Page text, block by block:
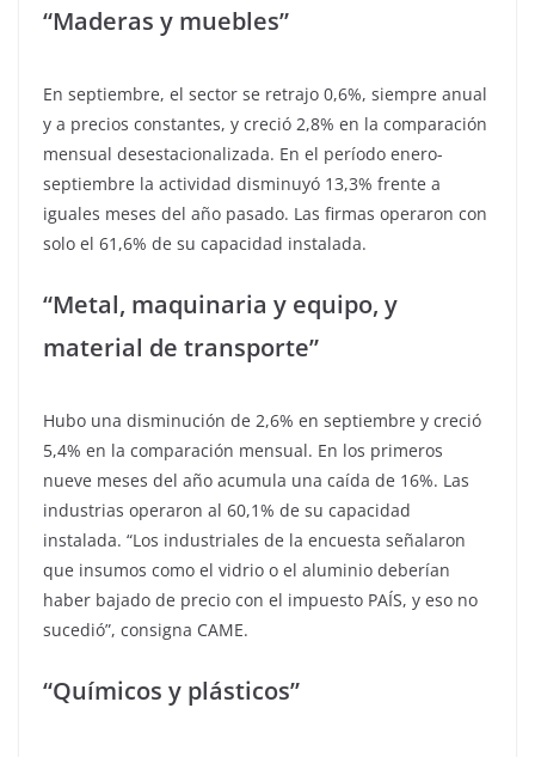
“Maderas y muebles”
En septiembre, el sector se retrajo 0,6%, siempre anual
y a precios constantes, y creció 2,8% en la comparación
mensual desestacionalizada. En el período enero-
septiembre la actividad disminuyó 13,3% frente a
iguales meses del año pasado. Las firmas operaron con
solo el 61,6% de su capacidad instalada.
“Metal, maquinaria y equipo, y
material de transporte”
Hubo una disminución de 2,6% en septiembre y creció
5,4% en la comparación mensual. En los primeros
nueve meses del año acumula una caída de 16%. Las
industrias operaron al 60,1% de su capacidad
instalada. “Los industriales de la encuesta señalaron
que insumos como el vidrio o el aluminio deberían
haber bajado de precio con el impuesto PAÍS, y eso no
sucedió”, consigna CAME.
“Químicos y plásticos”